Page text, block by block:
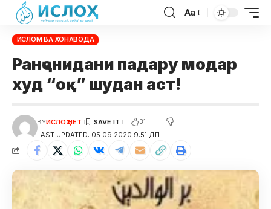
Aa
ИСЛОМ ВА ХОНАВОДА
Ранҷонидани падару модар
худ “оқ” шудан аст!
LAST UPDATED: 05.09.2020 9:51 ДП
BYИСЛОҲ НЕТ 31